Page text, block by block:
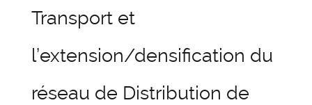
Transport et
l’extension/densification du
réseau de Distribution de